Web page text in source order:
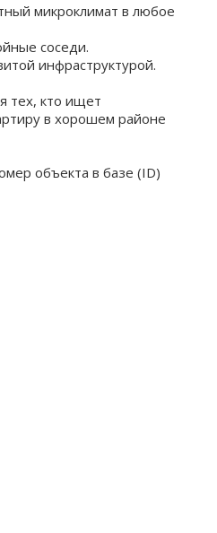
микроклимат в любое
соседи.
инфраструктурой.
тех, кто ищет
в хорошем районе
объекта в базе (ID)